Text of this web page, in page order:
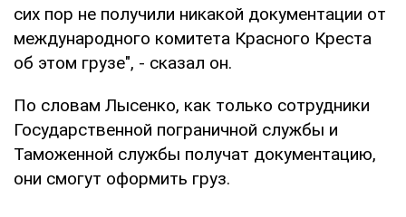
сих пор не получили никакой документации от
международного комитета Красного Креста
об этом грузе", - сказал он.
По словам Лысенко, как только сотрудники
Государственной пограничной службы и
Таможенной службы получат документацию,
они смогут оформить груз.